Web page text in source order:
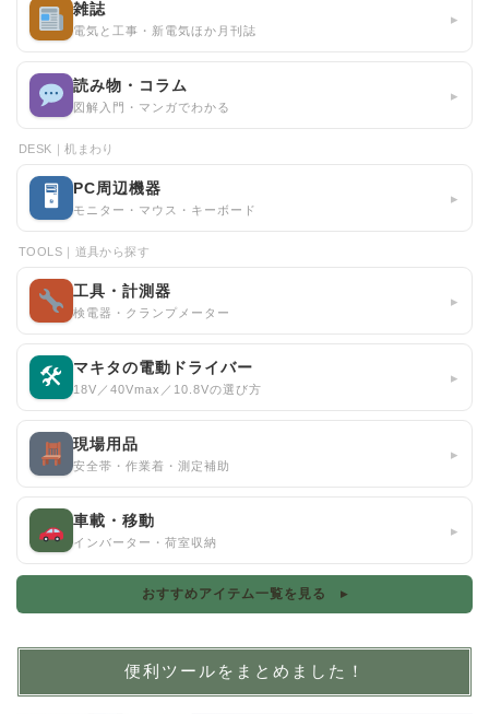
雑誌
電気と工事・新電気ほか月刊誌
▸
読み物・コラム
図解入門・マンガでわかる
▸
DESK｜机まわり
🖥 PC周辺機器
モニター・マウス・キーボード
▸
TOOLS｜道具から探す
工具・計測器
検電器・クランプメーター
▸
🛠 マキタの電動ドライバー
18V／40Vmax／10.8Vの選び方
▸
現場用品
安全帯・作業着・測定補助
▸
車載・移動
インバーター・荷室収納
▸
おすすめアイテム一覧を見る ▸
便利ツールをまとめました！